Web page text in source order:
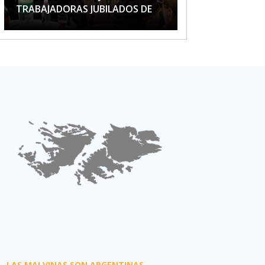
TRABAJADORAS JUBILADOS DE
APTA